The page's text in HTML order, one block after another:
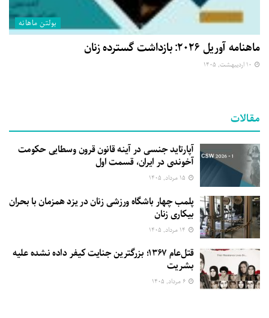
بولتن ماهانه
ماهنامه آوریل ۲۰۲۶: بازداشت گسترده زنان
مقالات
آپارتاید جنسی در آینه قانون قرون وسطایی حکومت
آخوندی در ایران، قسمت اول
پلمب چهار باشگاه ورزشی زنان در یزد همزمان با بحران
بیکاری زنان
قتل‌عام ۱۳۶۷؛ بزرگترین جنایت کیفر داده نشده علیه
بشریت